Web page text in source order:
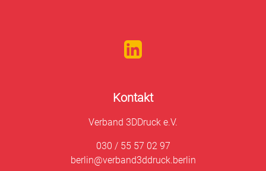
Kontakt
Verband 3DDruck e.V.
030 / 55 57 02 97
berlin@verband3ddruck.berlin